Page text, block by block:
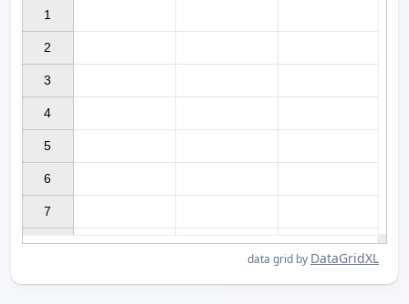
1
2
3
4
5
6
7
data grid by DataGridXL